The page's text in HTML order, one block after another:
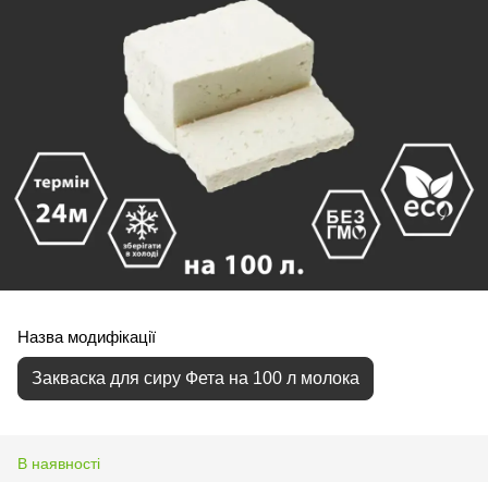
Назва модифікації
Закваска для сиру Фета на 100 л молока
В наявності